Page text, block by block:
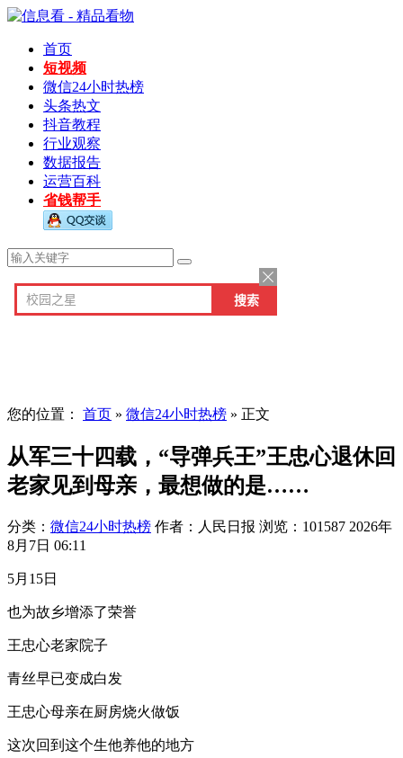
首页
短视频
微信24小时热榜
头条热文
抖音教程
行业观察
数据报告
运营百科
省钱帮手
您的位置： 首页 » 微信24小时热榜 » 正文
从军三十四载，“导弹兵王”王忠心退休回
老家见到母亲，最想做的是……
分类： 微信24小时热榜 作者：人民日报 浏览：101587 2026年
8月7日 06:11
5月15日
也为故乡增添了荣誉
王忠心老家院子
青丝早已变成白发
王忠心母亲在厨房烧火做饭
这次回到这个生他养他的地方